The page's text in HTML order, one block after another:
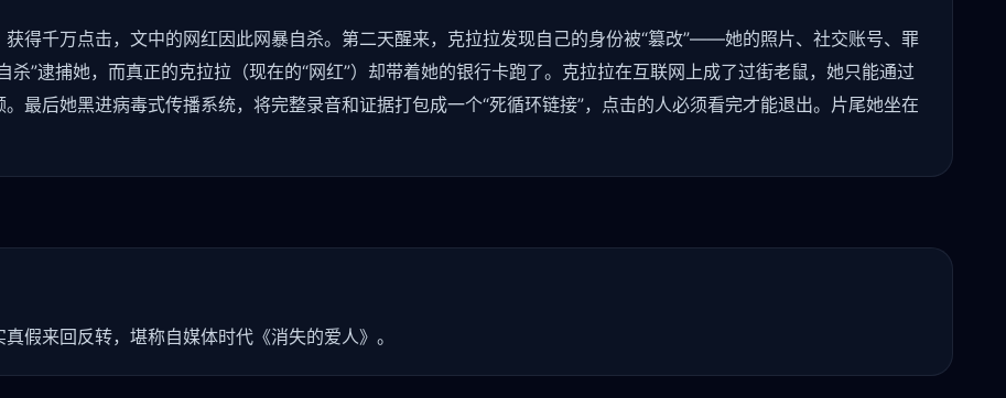
得千万点击，文中的网红因此网暴自杀。第二天醒来，克拉拉发现自己的身份被“篡改”——她的照片、社交账号、罪
”逮捕她，而真正的克拉拉（现在的“网红”）却带着她的银行卡跑了。克拉拉在互联网上成了过街老鼠，她只能通过
最后她黑进病毒式传播系统，将完整录音和证据打包成一个“死循环链接”，点击的人必须看完才能退出。片尾她坐在
假来回反转，堪称自媒体时代《消失的爱人》。